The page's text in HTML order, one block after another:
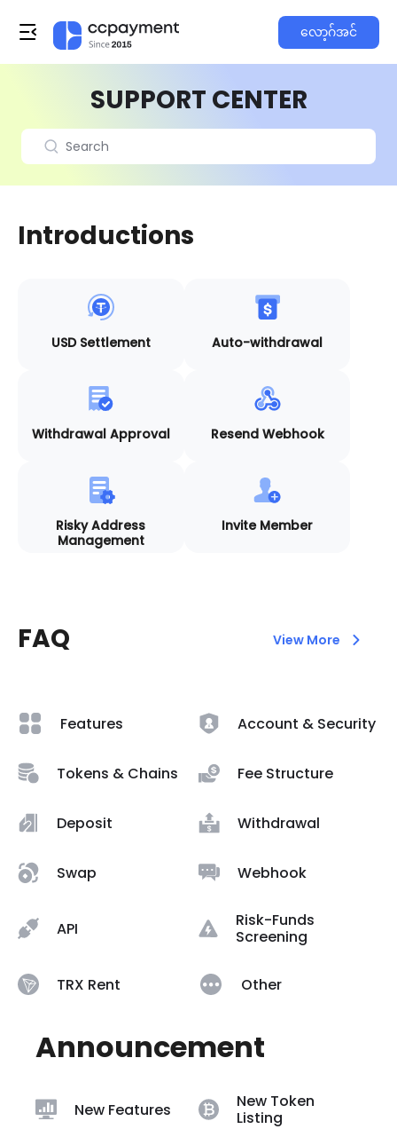
လော့ဂ်အင်
SUPPORT CENTER
Introductions
USD Settlement Auto-withdrawal
Withdrawal Approval Resend Webhook
Risky Address
Management
Invite Member
FAQ View More
Features Account & Security
Tokens & Chains Fee Structure
Deposit Withdrawal
Swap Webhook
API
Risk-Funds
Screening
TRX Rent Other
Announcement
New Features
New Token
Listing